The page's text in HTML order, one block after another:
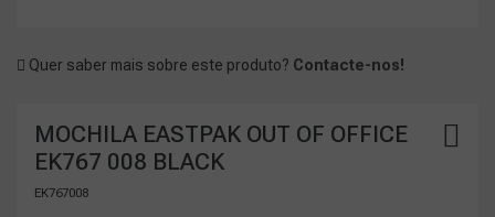
Quer saber mais sobre este produto? Contacte-nos!
MOCHILA EASTPAK OUT OF OFFICE
EK767 008 BLACK
EK767008